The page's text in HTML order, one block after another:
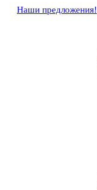
Наши предложения!